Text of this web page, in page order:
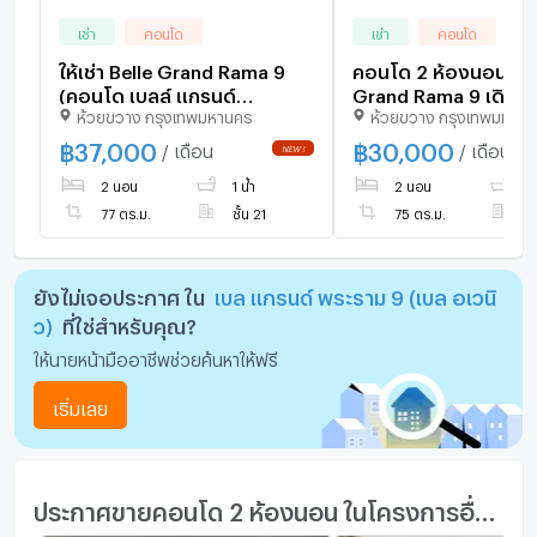
เช่า คอนโด
ให้เช่า Belle Grand Rama 9
(คอนโด เบลล์ แกรนด์
พระราม9) ▪️แบบ 2 ห้องนอน 1
ห้องน้ำ
ห้วยขวาง กรุงเทพมหานคร
฿37,000 / เดือน
2 นอน 1 น้ำ
77 ตร.ม. ชั้น 21
เช่า คอนโด
คอนโด 2 ห้องนอน
Grand Rama 9 เดินท
MRT พระราม 9 (ID
ห้วยขวาง กรุงเทพมหาน
฿30,000 / เดือน
2 นอน
75 ตร.ม.
ยังไม่เจอประกาศ ใน
เบล แกรนด์ พระราม 9 (เบล อเวนิ
ว)
ที่ใช่สำหรับคุณ?
ให้นายหน้ามืออาชีพช่วยค้นหาให้ฟรี
เริ่มเลย